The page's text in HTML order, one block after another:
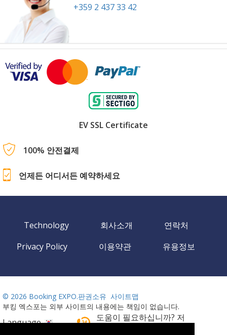
+359 2 437 33 42
EV SSL Certificate
100% 안전결제
언제든 어디서든 예약하세요
Technology 회사소개
연락처
Privacy Policy
이용약관 유용정보
© 2026 Booking EXPO.판권소유 사이트맵
부킹 엑스포는 외부 사이트의 내용에는 책임이 없습니다.
Language
도움이 필요하십니까? 저